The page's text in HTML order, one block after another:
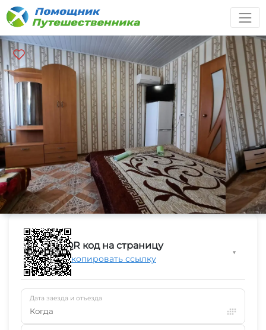
QR код на страницу
Скопировать ссылку
▼
Дата заезда и отъезда
Когда